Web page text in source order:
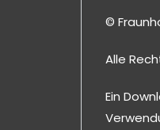
©
Alle
Ein